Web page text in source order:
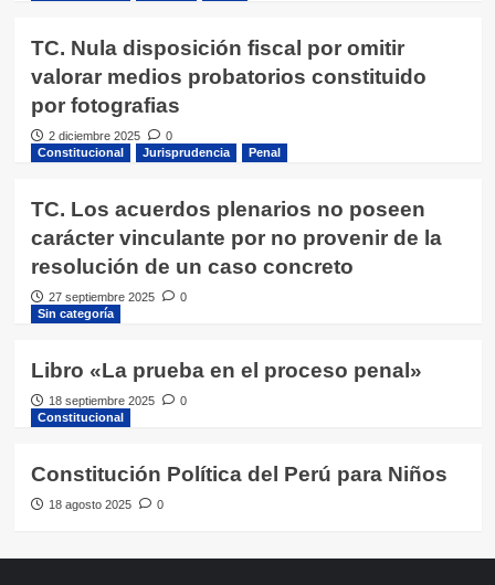
TC. Nula disposición fiscal por omitir
valorar medios probatorios constituido
por fotografias
2 diciembre 2025
0
Constitucional
Jurisprudencia Penal
TC. Los acuerdos plenarios no poseen
carácter vinculante por no provenir de la
resolución de un caso concreto
27 septiembre 2025
0
Sin categoría
Libro «La prueba en el proceso penal»
18 septiembre 2025
0
Constitucional
Constitución Política del Perú para Niños
18 agosto 2025 0